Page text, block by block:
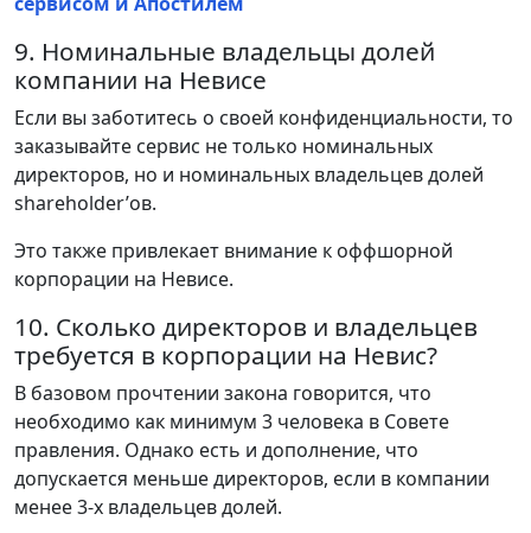
9. Номинальные владельцы долей
компании на Невисе
Если вы заботитесь о своей конфиденциальности, то
заказывайте сервис не только номинальных
директоров, но и номинальных владельцев долей
shareholder’ов.
Это также привлекает внимание к оффшорной
корпорации на Невисе.
10. Сколько директоров и владельцев
требуется в корпорации на Невис?
В базовом прочтении закона говорится, что
необходимо как минимум 3 человека в Совете
правления. Однако есть и дополнение, что
допускается меньше директоров, если в компании
менее 3-х владельцев долей.